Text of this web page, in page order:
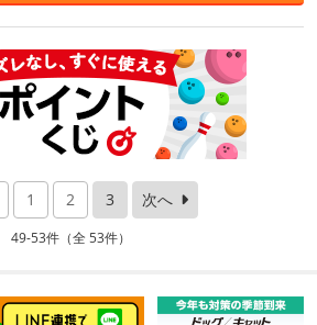
1 2 3 次へ
49-53件（全 53件）